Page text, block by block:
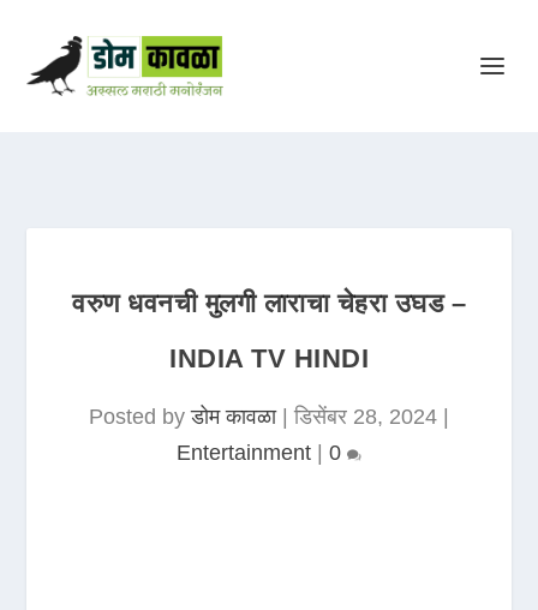
वरुण धवनची मुलगी लाराचा चेहरा उघड –
INDIA TV HINDI
Posted byडोम कावळा|डिसेंबर 28, 2024
Entertainment
0